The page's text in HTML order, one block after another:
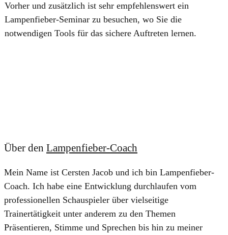
Vorher und zusätzlich ist sehr empfehlenswert ein
Lampenfieber-Seminar zu besuchen, wo Sie die
notwendigen Tools für das sichere Auftreten lernen.
Über den Lampenfieber-Coach
Mein Name ist Cersten Jacob und ich bin Lampenfieber-
Coach. Ich habe eine Entwicklung durchlaufen vom
professionellen Schauspieler über vielseitige
Trainertätigkeit unter anderem zu den Themen
Präsentieren, Stimme und Sprechen bis hin zu meiner